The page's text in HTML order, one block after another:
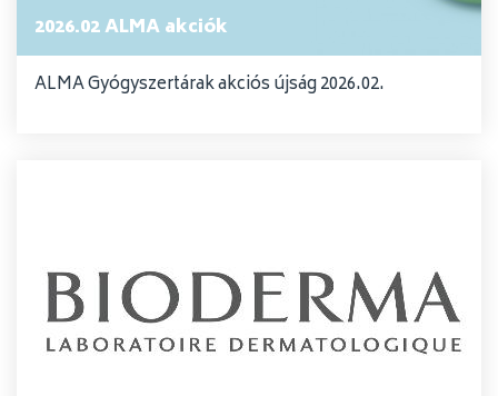
2026.02 ALMA akciók
ALMA Gyógyszertárak akciós újság 2026.02.